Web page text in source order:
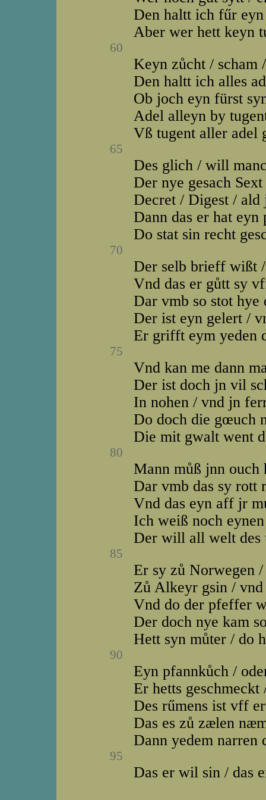
Den haltt ich fűr
Aber wer hett keyn
60
Keyn zůcht / scham
Den haltt ich alles
Ob joch eyn fürst
Adel alleyn by
Vß tugent aller adel
65
Des glich / will
Der nye gesach
Decret / Digest / ald
Dann das er hat eyn
Do stat sin recht
70
Der selb brieff wißt
Vnd das er gůtt sy
Dar vmb so stot
Der ist eyn gelert /
Er grifft eym yeden
75
Vnd kan me dann
Der ist doch jn vil
In nohen / vnd jn
Do doch die gœuch
Die mit gwalt went
80
Mann můß jnn ouch
Dar vmb das sy rott
Vnd das eyn aff jr
Ich weiß noch
Der will all welt des
85
Er sy zů Norwegen
Zů Alkeyr gsin / vnd
Vnd do der pfeffer
Der doch nye kam
Hett syn můter / do
90
Eyn pfannkůch /
Er hetts
Des rűmens ist vff
Das es zů zælen
Dann yedem narren
95
Das er wil sin / das